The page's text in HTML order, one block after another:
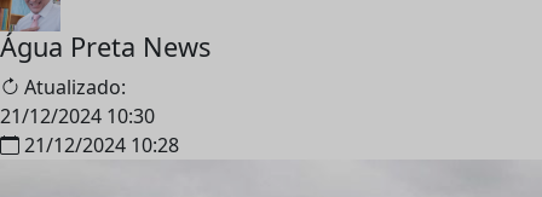
Água Preta News
Atualizado:
21/12/2024 10:30
21/12/2024 10:28